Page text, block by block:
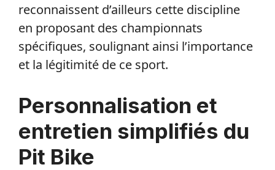
reconnaissent d’ailleurs cette discipline
en proposant des championnats
spécifiques, soulignant ainsi l’importance
et la légitimité de ce sport.
Personnalisation et
entretien simplifiés du
Pit Bike